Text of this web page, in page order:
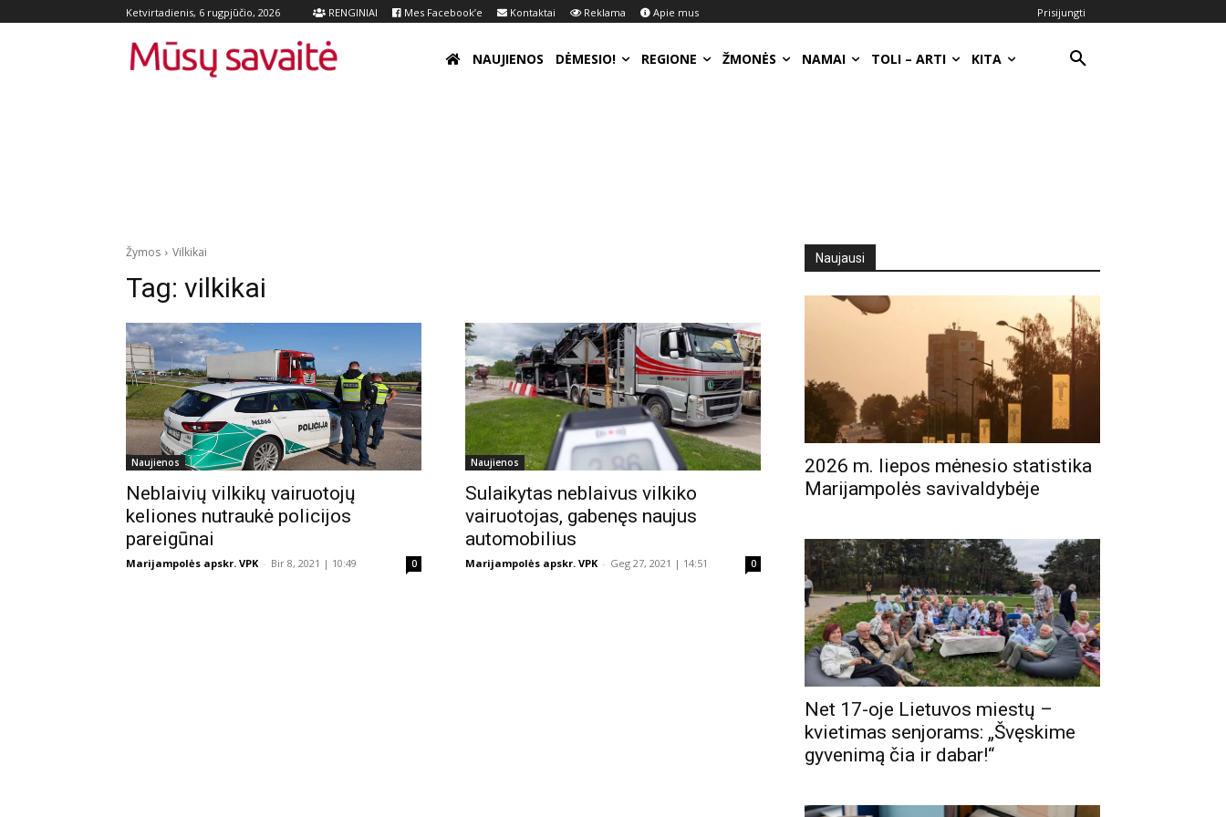
Ketvirtadienis, 6 rugpjūčio, 2026 RENGINIAI Mes Facebook’e Kontaktai Reklama Apie mus Prisijungti
NAUJIENOS DĖMESIO! REGIONE ŽMONĖS NAMAI TOLI – ARTI KITA
Žymos Vilkikai
Tag: vilkikai
Naujienos
Neblaivių vilkikų vairuotojų
keliones nutraukė policijos
pareigūnai
Marijampolės apskr. VPK - Bir 8, 2021 | 10:49 0
Naujienos
Sulaikytas neblaivus vilkiko
vairuotojas, gabenęs naujus
automobilius
Marijampolės apskr. VPK - Geg 27, 2021 | 14:51 0
Naujausi
2026 m. liepos mėnesio statistika
Marijampolės savivaldybėje
Net 17-oje Lietuvos miestų –
kvietimas senjorams: „Švęskime
gyvenimą čia ir dabar!“